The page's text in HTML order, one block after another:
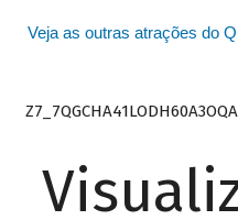
Veja as outras atrações do